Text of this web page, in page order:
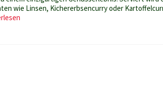
wie Linsen, Kichererbsencurry oder